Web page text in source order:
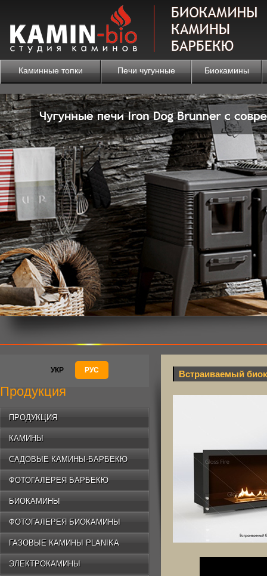
Каминные топки Печи чугунные Биокамины
УКР РУС
Продукция
ПРОДУКЦИЯ
КАМИНЫ
САДОВЫЕ КАМИНЫ-БАРБЕКЮ
ФОТОГАЛЕРЕЯ БАРБЕКЮ
БИОКАМИНЫ
ФОТОГАЛЕРЕЯ БИОКАМИНЫ
ГАЗОВЫЕ КАМИНЫ PLANIKA
ЭЛЕКТРОКАМИНЫ
Встраиваемый